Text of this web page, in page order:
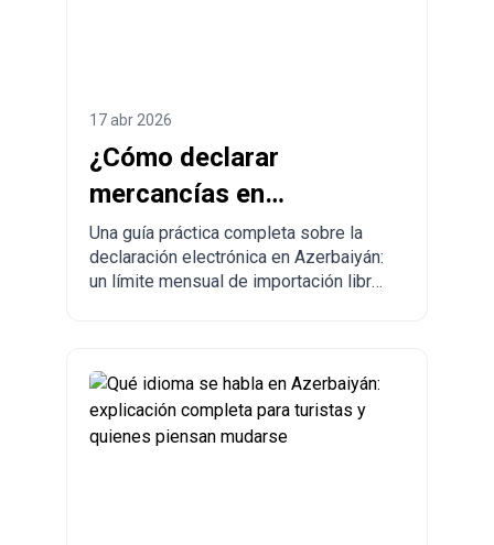
17 abr 2026
¿Cómo declarar
mercancías en
Azerbaiyán y hacer
pedidos desde China a
Una guía práctica completa sobre la
declaración electrónica en Azerbaiyán:
un límite mensual de importación libre
proceso paso a paso para hacer
pedidos desde China, Turquía, Estados
Unidos y otros países a Azerbaiyán.